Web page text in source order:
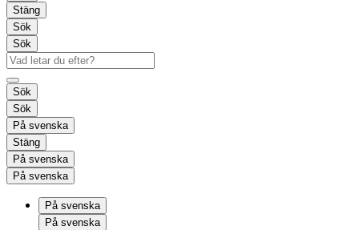
Stäng
Sök
Sök
Sök
Sök
På svenska
Stäng
På svenska
På svenska
På svenska
På svenska